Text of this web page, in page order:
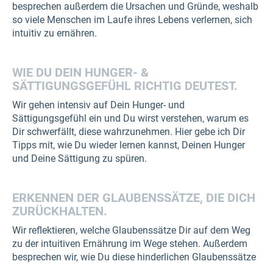
besprechen außerdem die Ursachen und Gründe, weshalb
so viele Menschen im Laufe ihres Lebens verlernen, sich
intuitiv zu ernähren.
WIE DU DEIN HUNGER- &
SÄTTIGUNGSGEFÜHL RICHTIG DEUTEST.
Wir gehen intensiv auf Dein Hunger- und
Sättigungsgefühl ein und Du wirst verstehen, warum es
Dir schwerfällt, diese wahrzunehmen. Hier gebe ich Dir
Tipps mit, wie Du wieder lernen kannst, Deinen Hunger
und Deine Sättigung zu spüren.
ERKENNEN DER GLAUBENSSÄTZE, DIE DICH
ZURÜCKHALTEN.
Wir reflektieren, welche Glaubenssätze Dir auf dem Weg
zu der intuitiven Ernährung im Wege stehen. Außerdem
besprechen wir, wie Du diese hinderlichen Glaubenssätze